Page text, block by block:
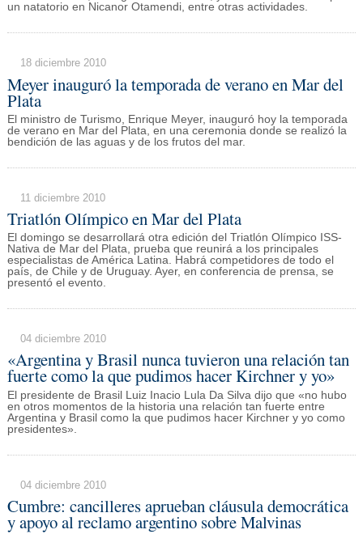
un natatorio en Nicanor Otamendi, entre otras actividades.
18 diciembre 2010
Meyer inauguró la temporada de verano en Mar del
Plata
El ministro de Turismo, Enrique Meyer, inauguró hoy la temporada
de verano en Mar del Plata, en una ceremonia donde se realizó la
bendición de las aguas y de los frutos del mar.
11 diciembre 2010
Triatlón Olímpico en Mar del Plata
El domingo se desarrollará otra edición del Triatlón Olímpico ISS-
Nativa de Mar del Plata, prueba que reunirá a los principales
especialistas de América Latina. Habrá competidores de todo el
país, de Chile y de Uruguay. Ayer, en conferencia de prensa, se
presentó el evento.
04 diciembre 2010
«Argentina y Brasil nunca tuvieron una relación tan
fuerte como la que pudimos hacer Kirchner y yo»
El presidente de Brasil Luiz Inacio Lula Da Silva dijo que «no hubo
en otros momentos de la historia una relación tan fuerte entre
Argentina y Brasil como la que pudimos hacer Kirchner y yo como
presidentes».
04 diciembre 2010
Cumbre: cancilleres aprueban cláusula democrática
y apoyo al reclamo argentino sobre Malvinas